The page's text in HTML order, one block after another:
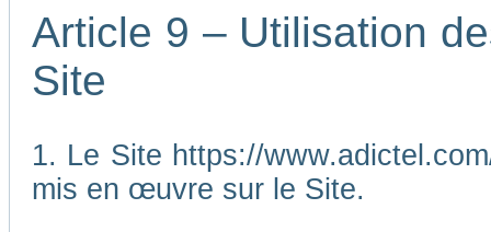
Article 9 – Utilisation
Site
1. Le Site https://
mis en œuvre sur le Site.